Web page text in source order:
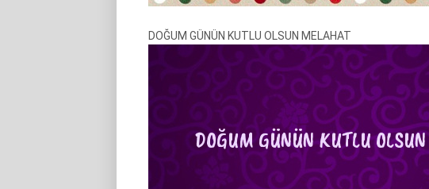
DOĞUM GÜNÜN KUTLU OLSUN MELAHAT